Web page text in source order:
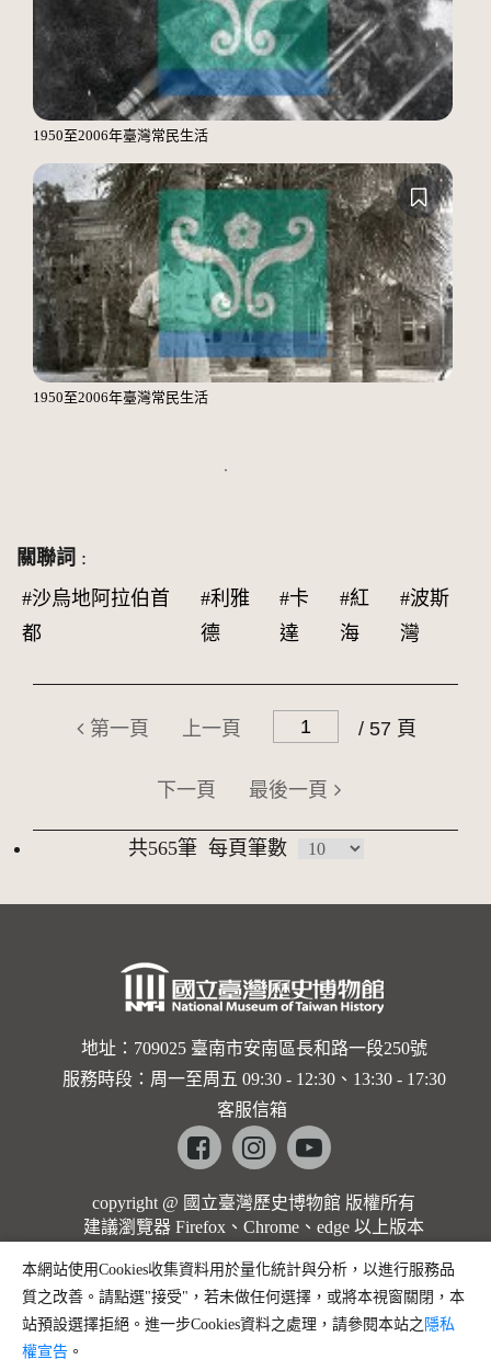
1950至2006年臺灣常民生活
1950至2006年臺灣常民生活
關聯詞 :
#沙烏地阿拉伯首
都
#利雅
德
#卡
達
#紅
海
#波斯
灣
第一頁 上一頁 / 57 頁
下一頁 最後一頁
共565筆 每頁筆數
地址：709025 臺南市安南區長和路一段250號
服務時段：周一至周五 09:30 - 12:30、13:30 - 17:30
客服信箱
Facebookinstagramyoutube
copyright @ 國立臺灣歷史博物館 版權所有
建議瀏覽器 Firefox、Chrome、edge 以上版本
本網站使用Cookies收集資料用於量化統計與分析，以進行服務品
質之改善。請點選"接受"，若未做任何選擇，或將本視窗關閉，本
站預設選擇拒絕。進一步Cookies資料之處理，請參閱本站之 隱私
權宣告 。